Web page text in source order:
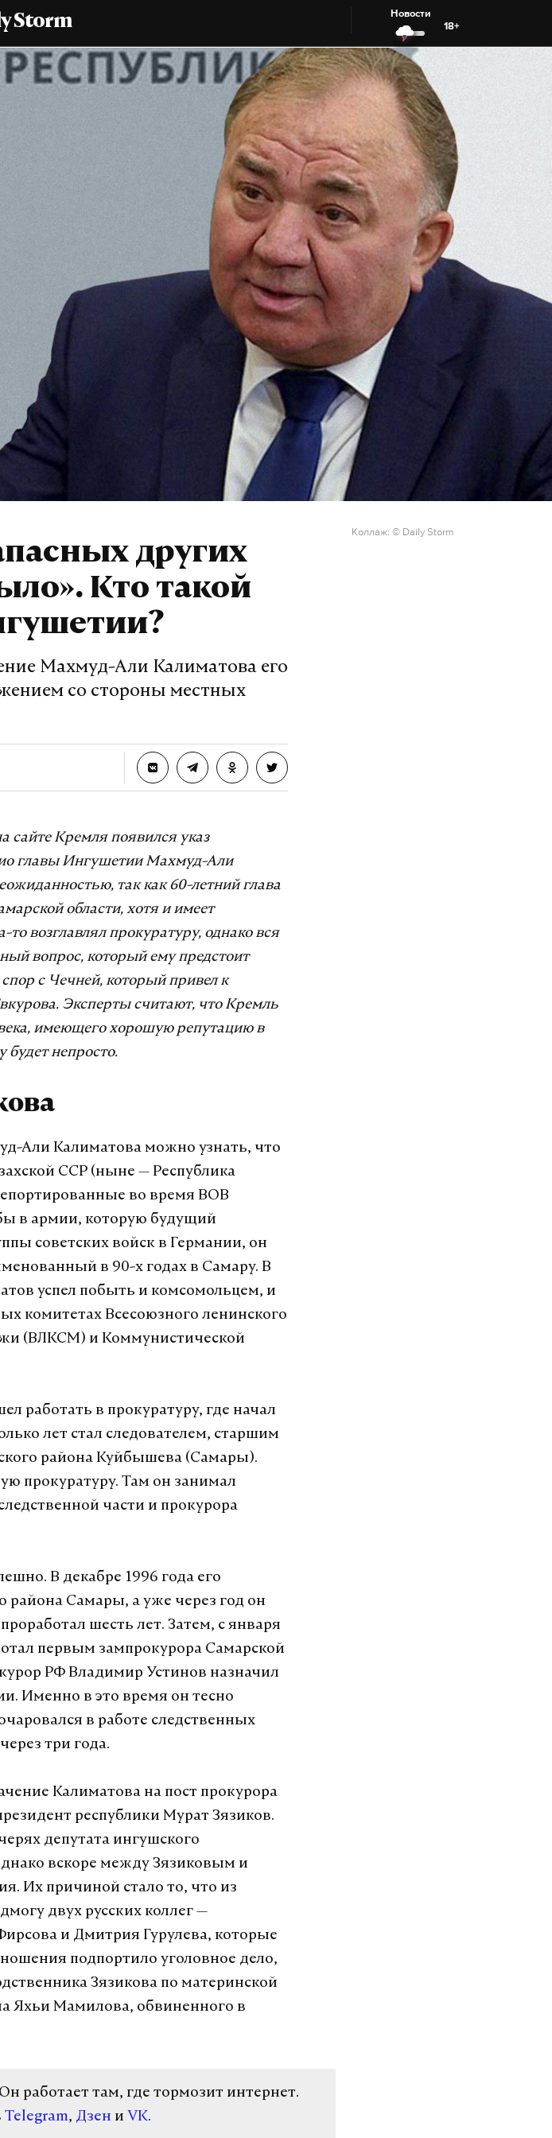
Storm
Новости
18+
других
Кто такой
Махмуд-Али Калиматова его
со стороны местных
Коллаж: © Daily Storm
сайте Кремля появился указ
главы Ингушетии Махмуд-Али
так как 60-летний глава
области, хотя и имеет
то возглавлял прокуратуру, однако вся
вопрос, который ему предстоит
с Чечней, который привел к
Эксперты считают, что Кремль
имеющего хорошую репутацию в
будет непросто.
Али Калиматова можно узнать, что
ССР (ныне — Республика
во время ВОВ
в армии, которую будущий
советских войск в Германии, он
в 90-х годах в Самару. В
успел побыть и комсомольцем, и
комитетах Всесоюзного ленинского
(ВЛКСМ) и Коммунистической
работать в прокуратуру, где начал
лет стал следователем, старшим
района Куйбышева (Самары).
прокуратуру. Там он занимал
части и прокурора
В декабре 1996 года его
района Самары, а уже через год он
шесть лет. Затем, с января
первым зампрокурора Самарской
РФ Владимир Устинов назначил
Именно в это время он тесно
в работе следственных
три года.
Калиматова на пост прокурора
республики Мурат Зязиков.
депутата ингушского
вскоре между Зязиковым и
Их причиной стало то, что из
двух русских коллег —
и Дмитрия Гурулева, которые
подпортило уголовное дело,
Зязикова по материнской
Яхьи Мамилова, обвиненного в
работает там, где тормозит интернет.
Telegram, Дзен и VK.